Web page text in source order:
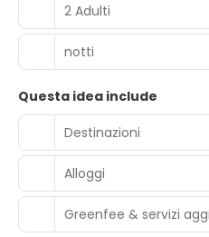
2 Adulti
notti
Questa idea include
Destinazioni
Alloggi
Greenfee & servizi